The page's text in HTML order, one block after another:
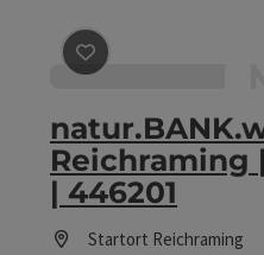
Beitrag merken
Reichraming
| 446201
Startort Reichraming